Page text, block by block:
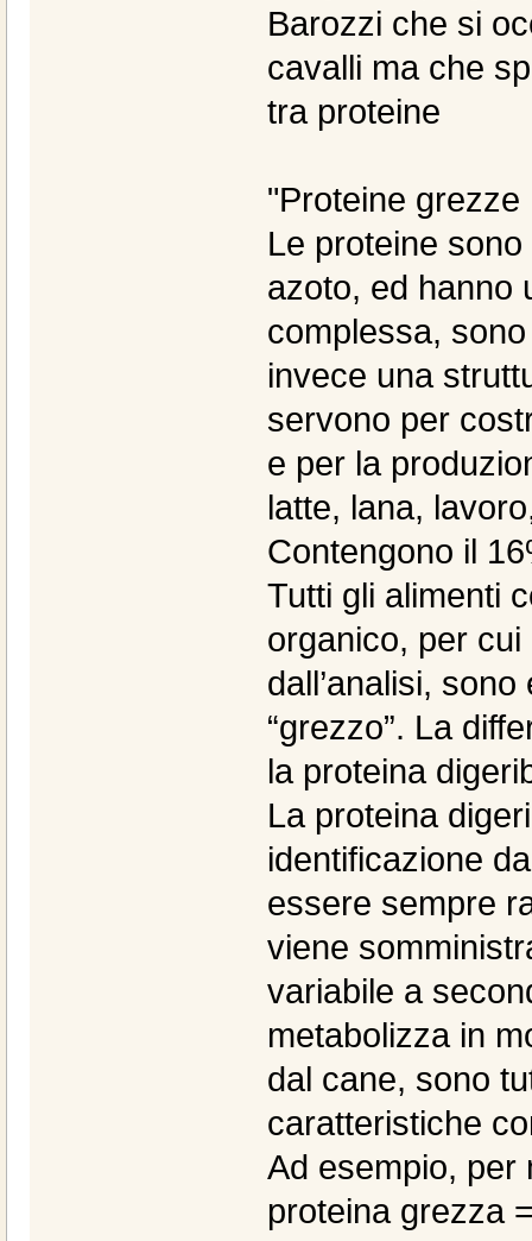
Barozzi che si
cavalli ma che
tra proteine
"Proteine grezze
Le proteine
azoto, ed hanno
complessa,
invece una
servono per
e per la
latte, lana,
Contengono il
Tutti gli alimenti
organico, per cui
dall’analisi,
“grezzo”. La
la proteina
La proteina
identificazione
essere sempre
viene
variabile a
metabolizza in
dal cane, sono
caratteristiche
Ad esempio, per
proteina grezza